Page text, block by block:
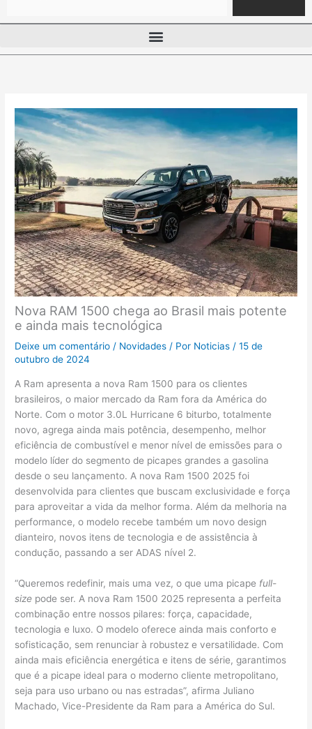
Nova RAM 1500 chega ao Brasil mais potente
e ainda mais tecnológica
Deixe um comentário / Novidades / Por Noticias /15 de
outubro de 2024
A Ram apresenta a nova Ram 1500 para os clientes
brasileiros, o maior mercado da Ram fora da América do
Norte. Com o motor 3.0L Hurricane 6 biturbo, totalmente
novo, agrega ainda mais potência, desempenho, melhor
eficiência de combustível e menor nível de emissões para o
modelo líder do segmento de picapes grandes a gasolina
desde o seu lançamento. A nova Ram 1500 2025 foi
desenvolvida para clientes que buscam exclusividade e força
para aproveitar a vida da melhor forma. Além da melhoria na
performance, o modelo recebe também um novo design
dianteiro, novos itens de tecnologia e de assistência à
condução, passando a ser ADAS nível 2.
“Queremos redefinir, mais uma vez, o que uma picape full-
size pode ser​. A nova Ram 1500 2025 representa a perfeita
combinação entre nossos pilares: força, capacidade,
tecnologia e luxo. O modelo oferece ainda mais conforto e
sofisticação, sem renunciar à robustez e versatilidade. Com
ainda mais eficiência energética e itens de série, garantimos
que é a picape ideal para o moderno cliente metropolitano,
seja para uso urbano ou nas estradas”, afirma Juliano
Machado,​ Vice-Presidente da Ram para a América do Sul.